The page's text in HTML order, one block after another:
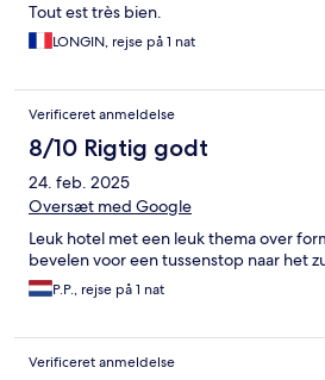
Tout est très bien.
LONGIN, rejse på 1 nat
Verificeret anmeldelse
8/10 Rigtig godt
24. feb. 2025
Oversæt med Google
Leuk hotel met een leuk thema over
bevelen voor een tussenstop naar het
P.P., rejse på 1 nat
Verificeret anmeldelse